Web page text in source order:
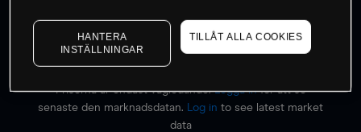
Priserna är endast vägledande.Logga inför att se
senaste den marknadsdatan.
Log in to see latest market
data
HANTERA
INSTÄLLNINGAR
TILLÅT ALLA COOKIES